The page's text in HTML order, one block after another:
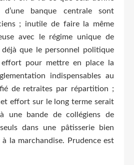
banque centrale sont
; inutile de faire la même
avec le régime unique de
que le personnel politique
pour mettre en place la
indispensables au
de retraites par répartition ;
effort sur le long terme serait
une bande de collégiens de
dans une pâtisserie bien
la marchandise. Prudence est